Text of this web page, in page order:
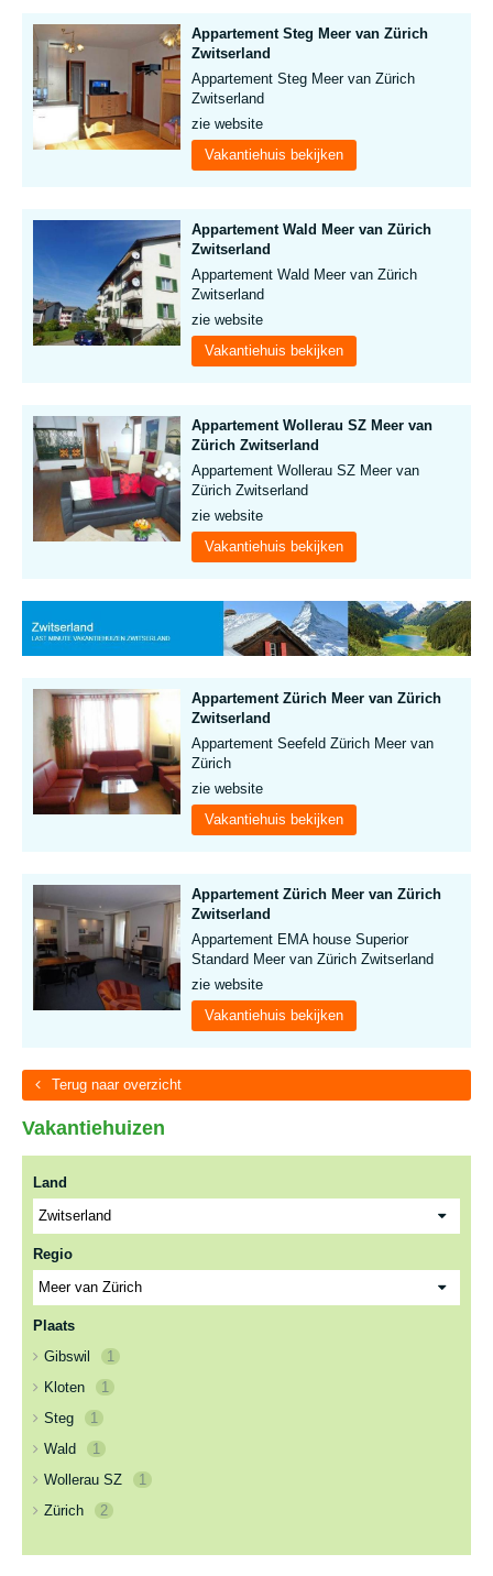
Appartement Steg Meer van Zürich
Zwitserland
Appartement Steg Meer van Zürich
Zwitserland
zie website
Vakantiehuis bekijken
Appartement Wald Meer van Zürich
Zwitserland
Appartement Wald Meer van Zürich
Zwitserland
zie website
Vakantiehuis bekijken
Appartement Wollerau SZ Meer van
Zürich Zwitserland
Appartement Wollerau SZ Meer van
Zürich Zwitserland
zie website
Vakantiehuis bekijken
Appartement Zürich Meer van Zürich
Zwitserland
Appartement Seefeld Zürich Meer van
Zürich
zie website
Vakantiehuis bekijken
Appartement Zürich Meer van Zürich
Zwitserland
Appartement EMA house Superior
Standard Meer van Zürich Zwitserland
zie website
Vakantiehuis bekijken
Terug naar overzicht
Vakantiehuizen
Land
Regio
Plaats
Gibswil
1
Kloten
1
Steg
1
Wald
1
Wollerau SZ
1
Zürich
2